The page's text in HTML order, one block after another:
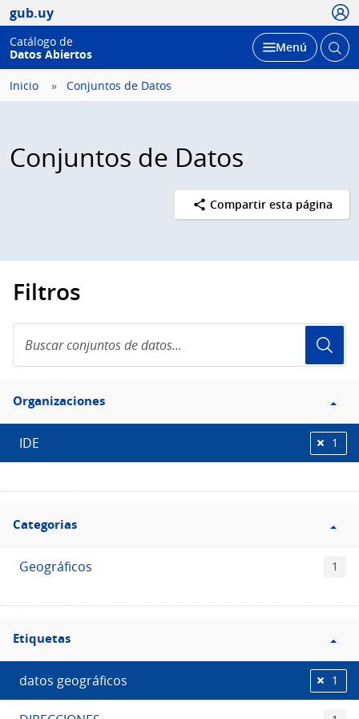
gub.uy
Catálogo de
Datos Abiertos
Desplegar
Menú Abrir
Inicio Conjuntos de Datos
Conjuntos de Datos
Compartir esta página
Filtros
conjuntos
de
Filtro
Organizaciones
Organizaciones
IDE 1
Filtro
Categorias
Categorias
Geográficos 1
Filtro
Etiquetas
Etiquetas
datos geográficos 1